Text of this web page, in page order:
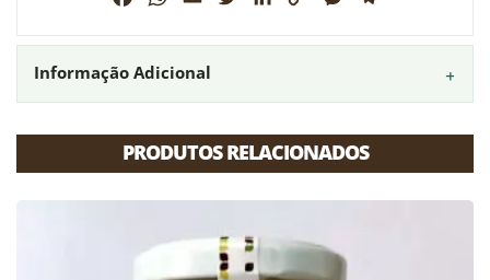
Informação Adicional
PRODUTOS RELACIONADOS